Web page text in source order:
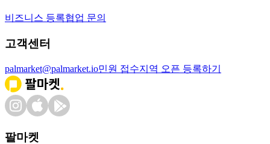
비즈니스 등록협업 문의
고객센터
palmarket@palmarket.io민원 접수지역 오픈 등록하기
팔마켓